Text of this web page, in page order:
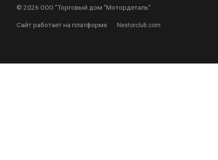
© 2026 ООО "Торговый дом "Мотордеталь"
Сайт работает на платформе Nestorclub.com